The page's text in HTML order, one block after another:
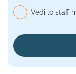
Vedi lo staff